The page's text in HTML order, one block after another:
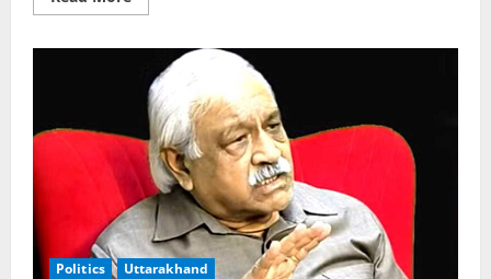
more
मांग
टंकी
पर
चढ़े
बेरोजगार,
23
दिन
से
आमरण
अनशन
जारी
Politics Uttarakhand